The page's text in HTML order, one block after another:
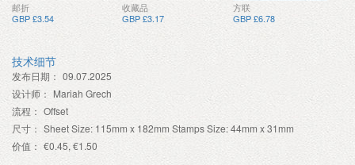
邮折
GBP £3.54
收藏品
GBP £3.17
方联
GBP £6.78
技术细节
发布日期： 09.07.2025
设计师： Mariah Grech
流程： Offset
尺寸： Sheet Size: 115mm x 182mm Stamps Size: 44mm x 31mm
价值： €0.45, €1.50